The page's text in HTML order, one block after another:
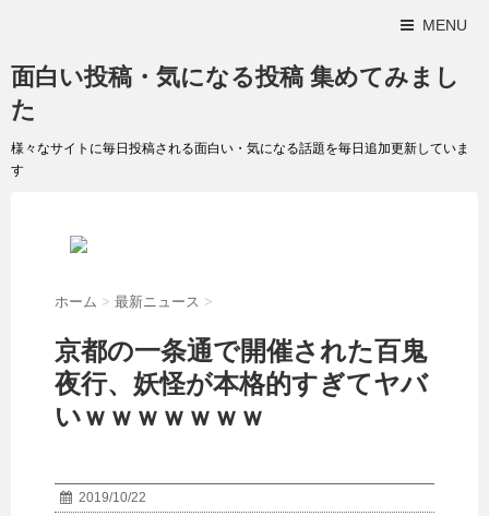
MENU
面白い投稿・気になる投稿 集めてみまし
た
様々なサイトに毎日投稿される面白い・気になる話題を毎日追加更新していま
す
ホーム > 最新ニュース >
京都の一条通で開催された百鬼
夜行、妖怪が本格的すぎてヤバ
いｗｗｗｗｗｗｗ
2019/10/22